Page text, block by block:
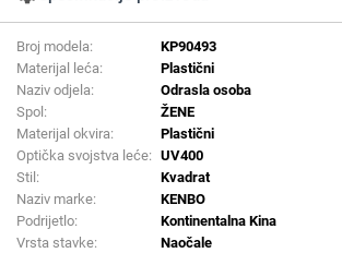
Broj modela:
KP90493
Materijal leća:
Plastični
Naziv odjela:
Odrasla osoba
Spol:
ŽENE
Materijal okvira:
Plastični
Optička svojstva leće: UV400
Stil:
Kvadrat
Naziv marke:
KENBO
Podrijetlo:
Kontinentalna Kina
Vrsta stavke:
Naočale